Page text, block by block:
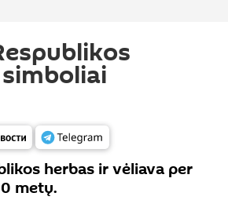
herbas ir vėliava per
metų.